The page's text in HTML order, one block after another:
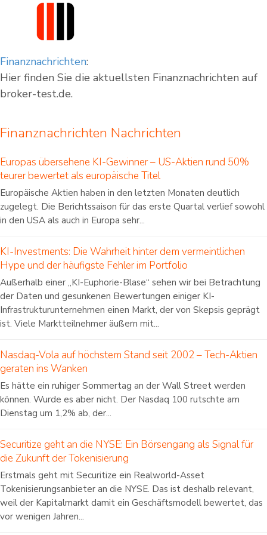
Finanznachrichten:
Hier finden Sie die aktuellsten Finanznachrichten auf
broker-test.de.
Finanznachrichten Nachrichten
Europas übersehene KI-Gewinner – US-Aktien rund 50%
teurer bewertet als europäische Titel
Europäische Aktien haben in den letzten Monaten deutlich
zugelegt. Die Berichtssaison für das erste Quartal verlief sowohl
in den USA als auch in Europa sehr...
KI-Investments: Die Wahrheit hinter dem vermeintlichen
Hype und der häufigste Fehler im Portfolio
Außerhalb einer „KI-Euphorie-Blase“ sehen wir bei Betrachtung
der Daten und gesunkenen Bewertungen einiger KI-
Infrastrukturunternehmen einen Markt, der von Skepsis geprägt
ist. Viele Marktteilnehmer äußern mit...
Nasdaq-Vola auf höchstem Stand seit 2002 – Tech-Aktien
geraten ins Wanken
Es hätte ein ruhiger Sommertag an der Wall Street werden
können. Wurde es aber nicht. Der Nasdaq 100 rutschte am
Dienstag um 1,2% ab, der...
Securitize geht an die NYSE: Ein Börsengang als Signal für
die Zukunft der Tokenisierung
Erstmals geht mit Securitize ein Realworld-Asset
Tokenisierungsanbieter an die NYSE. Das ist deshalb relevant,
weil der Kapitalmarkt damit ein Geschäftsmodell bewertet, das
vor wenigen Jahren...